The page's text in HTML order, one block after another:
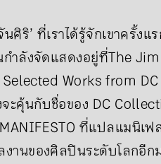
’ ที่เราได้รู้จักเขาครั้งแ
ำลังจัดแสดงอยู่ที่The
Works from
ะคุ้นกับชื่อของ DC
ที่แปลแมนิเ
านของศิลปินระดับโลกอี